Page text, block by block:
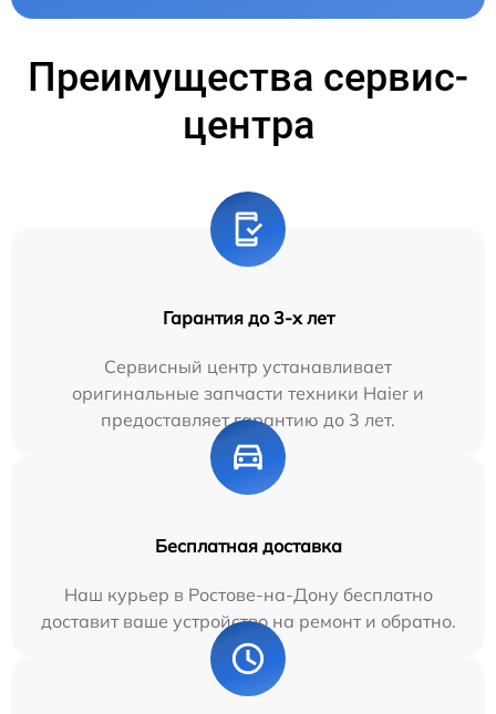
Преимущества сервис-
центра
Гарантия до 3-х лет
Сервисный центр устанавливает
оригинальные запчасти техники Haier и
предоставляет гарантию до 3 лет.
Бесплатная доставка
Наш курьер в Ростове-на-Дону бесплатно
доставит ваше устройство на ремонт и обратно.